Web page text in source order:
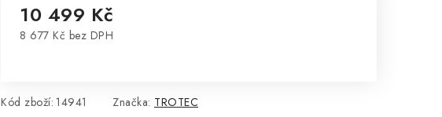
10 499 Kč
8 677 Kč bez DPH
Kód zboží: 14941 Značka: TROTEC